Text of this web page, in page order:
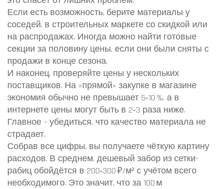
Если есть возможность, берите материалы у
соседей, в строительных маркете со скидкой или
на распродажах. Иногда можно найти готовые
секции за половину цены, если они были сняты с
продажи в конце сезона.
И наконец, проверяйте цены у нескольких
поставщиков. На «прямой» закупке в магазине
экономия обычно не превышает 5‑10 %, а в
интернете цены могут быть в 2‑3 раза ниже.
Главное – убедиться, что качество материала не
страдает.
Собрав все цифры, вы получаете чёткую картину
расходов. В среднем, дешевый забор из сетки-
рабиц обойдётся в 200‑300 ₽/м² с учётом всего
необходимого. Это значит, что за 100 м